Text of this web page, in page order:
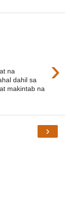
›
na
dahil sa
makintab na
›